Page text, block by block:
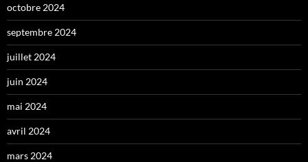
octobre 2024
septembre 2024
juillet 2024
juin 2024
mai 2024
avril 2024
mars 2024